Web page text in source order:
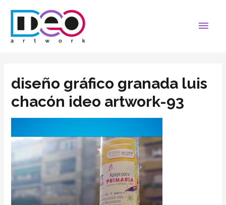
diseño gráfico granada luis
chacón ideo artwork-93